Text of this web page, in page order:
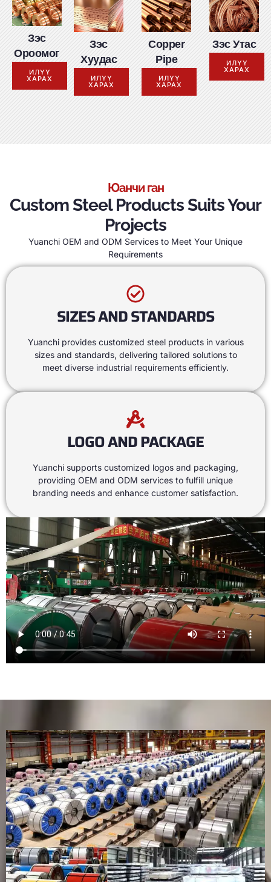
Зэс
Ороомог
ИЛҮҮ
ХАРАХ
Зэс
Хуудас
ИЛҮҮ
ХАРАХ
Copper
Pipe
ИЛҮҮ
ХАРАХ
Зэс Утас
ИЛҮҮ
ХАРАХ
Юанчи ган
Custom Steel Products Suits Your
Projects
Yuanchi OEM and ODM Services to Meet Your Unique
Requirements
SIZES AND STANDARDS
Yuanchi provides customized steel products in various
sizes and standards, delivering tailored solutions to
meet diverse industrial requirements efficiently.
LOGO AND PACKAGE
Yuanchi supports customized logos and packaging,
providing OEM and ODM services to fulfill unique
branding needs and enhance customer satisfaction.